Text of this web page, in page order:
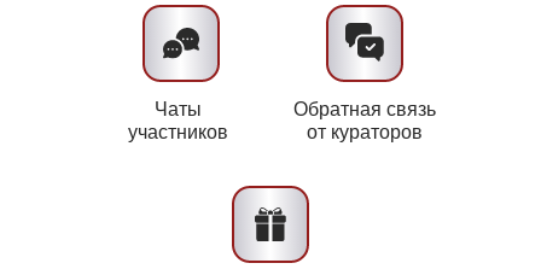
Чаты
участников
Обратная связь
от кураторов